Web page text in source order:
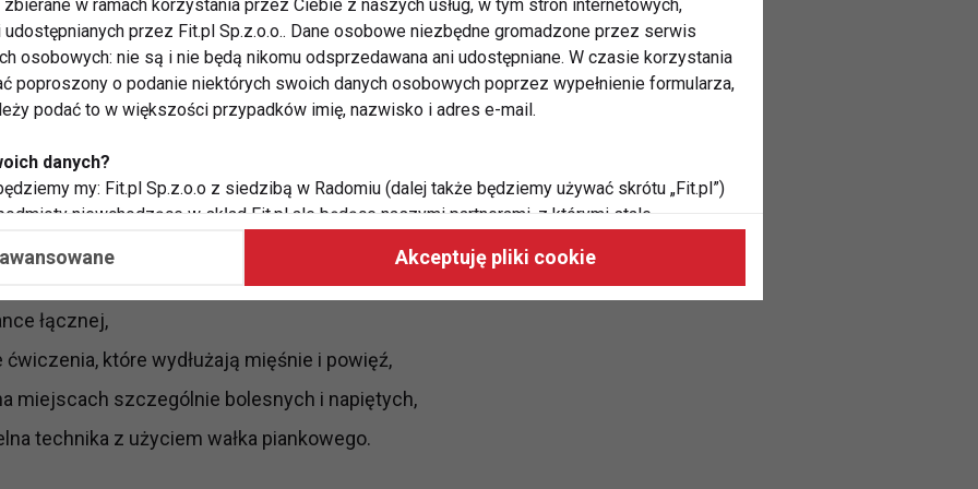
mięśniowo-
delikatny, ale precyzyjny ucisk, rozciąganie lub
tkanek. Celem jest redukcja napięć, poprawa
stawach.
łącznej,
które wydłużają mięśnie i powięź,
miejscach szczególnie bolesnych i napiętych,
technika z użyciem wałka piankowego.
w ramach korzystania przez Ciebie z naszych usług, w tym stron internetowych,
przez Fit.pl Sp.z.o.o.. Dane osobowe niezbędne gromadzone przez serwis
osobowych: nie są i nie będą nikomu odsprzedawana ani udostępniane. W czasie korzystania
poproszony o podanie niektórych swoich danych osobowych poprzez wypełnienie formularza,
podać to w większości przypadków imię, nazwisko i adres e-mail.
danych?
my: Fit.pl Sp.z.o.o z siedzibą w Radomiu (dalej także będziemy używać skrótu „Fit.pl”)
niewchodzące w skład Fit.pl ale będące naszymi partnerami, z którymi stale
dane?
w tym tematykę ukazujących się tam materiałów do Twoich zainteresowań oraz do
usług, w tym aby wykryć ewentualne boty, oszustwa czy nadużycia,
do Twoich potrzeb i zainteresowań,
Akceptuję pliki cookie